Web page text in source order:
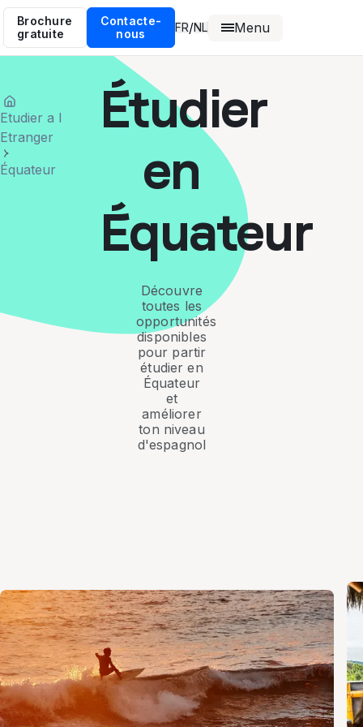
Brochure
gratuite
Contacte-
nous
FR/NL Menu
Etudier a l
Etranger
Équateur
Étudier
en
Équateur
Découvre
toutes les
opportunités
disponibles
pour partir
étudier en
Équateur
et
améliorer
ton niveau
d'espagnol